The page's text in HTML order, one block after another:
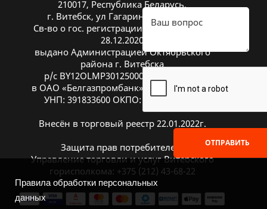
210017, Республика Беларусь,
г. Витебск, ул Гагарина 26А, оф. 20
Св-во о гос. регистрации № 391833600 от
28.12.2020
выдано Администрацией Октябрьского
района г. Витебска
р/с BY12OLMP30125000269700000933
в ОАО «Белгазпромбанк», код OLMPBY2X
УНП: 391833600 ОКПО: 504669272000
Внесён в торговый реестр 22.01.2022г.
Защита прав потребителей:
Управление торговли и услуг Витебского
горисполкома: +375 (212) 43-68-22
ОТПРАВИТЬ
Правила обработки персональных
данных